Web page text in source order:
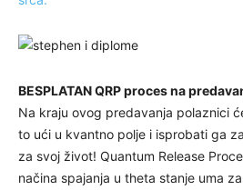
BESPLATAN QRP proces na
Na kraju ovog predavanja polaznici
to ući u kvantno polje i isprobati ga
za svoj život! Quantum Release
načina spajanja u theta stanje uma